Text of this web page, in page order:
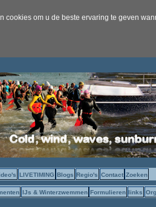
cookies om u de beste ervaring te geven
LIVETIMING Blogs Regio's Contact Zoeken
IJs & Winterzwemmen Formulieren links